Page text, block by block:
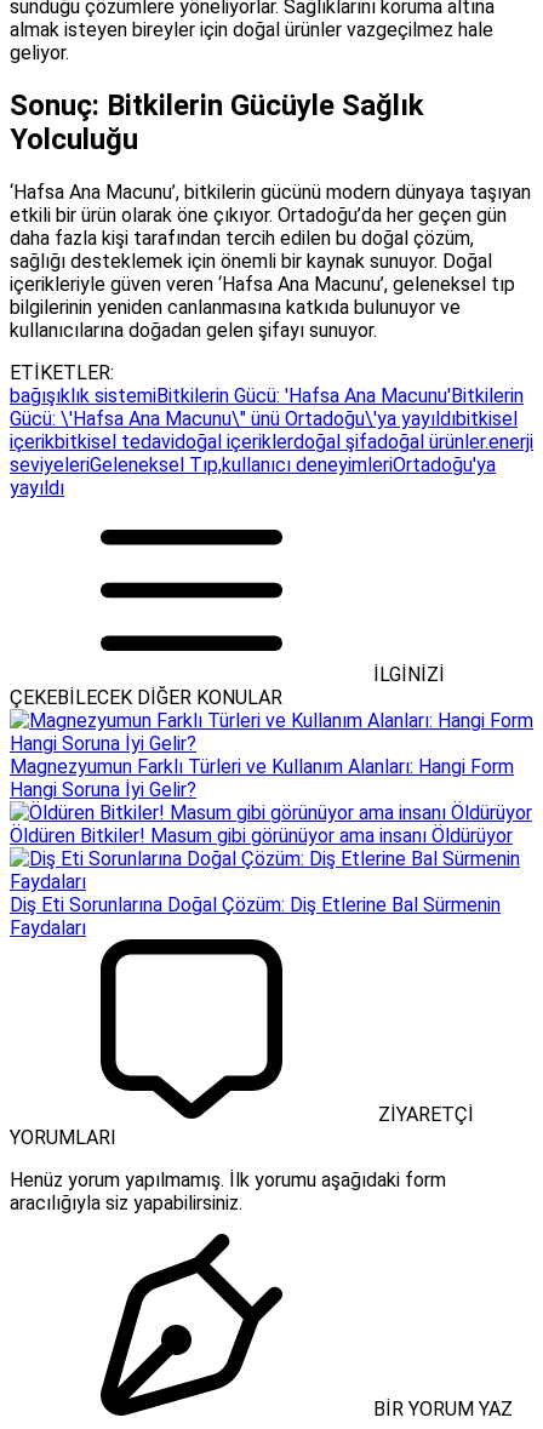
sunduğu çözümlere yöneliyorlar. Sağlıklarını koruma altına
almak isteyen bireyler için doğal ürünler vazgeçilmez hale
geliyor.
Sonuç: Bitkilerin Gücüyle Sağlık
Yolculuğu
‘Hafsa Ana Macunu’, bitkilerin gücünü modern dünyaya taşıyan
etkili bir ürün olarak öne çıkıyor. Ortadoğu’da her geçen gün
daha fazla kişi tarafından tercih edilen bu doğal çözüm,
sağlığı desteklemek için önemli bir kaynak sunuyor. Doğal
içerikleriyle güven veren ‘Hafsa Ana Macunu’, geleneksel tıp
bilgilerinin yeniden canlanmasına katkıda bulunuyor ve
kullanıcılarına doğadan gelen şifayı sunuyor.
ETİKETLER:
bağışıklık sistemiBitkilerin Gücü: 'Hafsa Ana Macunu'Bitkilerin
Gücü: \'Hafsa Ana Macunu\" ünü Ortadoğu\'ya yayıldıbitkisel
içerikbitkisel tedavidoğal içeriklerdoğal şifadoğal ürünler.enerji
seviyeleriGeleneksel Tıp,kullanıcı deneyimleriOrtadoğu'ya
yayıldı
İLGİNİZİ
ÇEKEBİLECEK DİĞER KONULAR
Magnezyumun Farklı Türleri ve Kullanım Alanları: Hangi Form
Hangi Soruna İyi Gelir?
Öldüren Bitkiler! Masum gibi görünüyor ama insanı Öldürüyor
Diş Eti Sorunlarına Doğal Çözüm: Diş Etlerine Bal Sürmenin
Faydaları
ZİYARETÇİ
YORUMLARI
Henüz yorum yapılmamış. İlk yorumu aşağıdaki form
aracılığıyla siz yapabilirsiniz.
BİR YORUM YAZ